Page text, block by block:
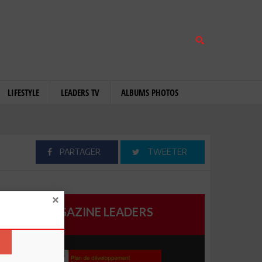
LIFESTYLE LEADERS TV ALBUMS PHOTOS
PARTAGER TWEETER
MAGAZINE LEADERS